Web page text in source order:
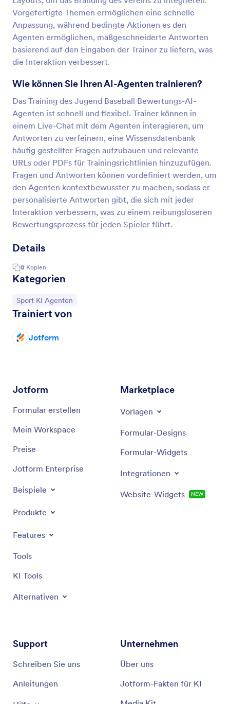
Vorgefertigte Themen ermöglichen eine schnelle
Anpassung, während bedingte Aktionen es den
Agenten ermöglichen, maßgeschneiderte Antworten
basierend auf den Eingaben der Trainer zu liefern, was
die Interaktion verbessert.
Wie können Sie Ihren AI-Agenten trainieren?
Das Training des Jugend Baseball Bewertungs-AI-
Agenten ist schnell und flexibel. Trainer können in
einem Live-Chat mit dem Agenten interagieren, um
Antworten zu verfeinern, eine Wissensdatenbank
häufig gestellter Fragen aufzubauen und relevante
URLs oder PDFs für Trainingsrichtlinien hinzuzufügen.
Fragen und Antworten können vordefiniert werden, um
den Agenten kontextbewusster zu machen, sodass er
personalisierte Antworten gibt, die sich mit jeder
Interaktion verbessern, was zu einem reibungsloseren
Bewertungsprozess für jeden Spieler führt.
Details
0 Kopien
Kategorien
Zur Kategorie:
Sport KI Agenten
Trainiert von
Jotform
Jotform
Formular erstellen
Mein Workspace
Preise
Jotform Enterprise
Beispiele
Produkte
Features
Tools
KI Tools
Alternativen
Marketplace
Vorlagen
Formular-Designs
Formular-Widgets
Integrationen
Website-Widgets NEW
Support
Schreiben Sie uns
Anleitungen
Unternehmen
Über uns
Jotform-Fakten für KI